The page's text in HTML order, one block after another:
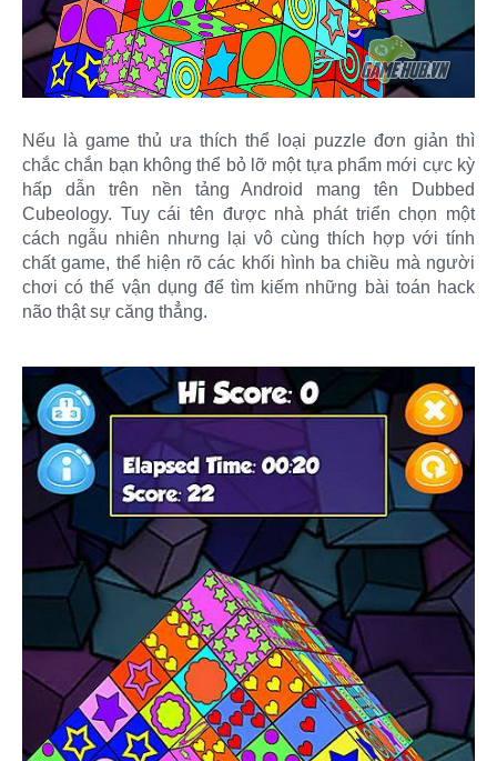
Nếu là game thủ ưa thích thể loại puzzle đơn giản thì
chắc chắn bạn không thể bỏ lỡ một tựa phẩm mới cực kỳ
hấp dẫn trên nền tảng Android mang tên Dubbed
Cubeology. Tuy cái tên được nhà phát triển chọn một
cách ngẫu nhiên nhưng lại vô cùng thích hợp với tính
chất game, thể hiện rõ các khối hình ba chiều mà người
chơi có thể vận dụng để tìm kiếm những bài toán hack
não thật sự căng thẳng.